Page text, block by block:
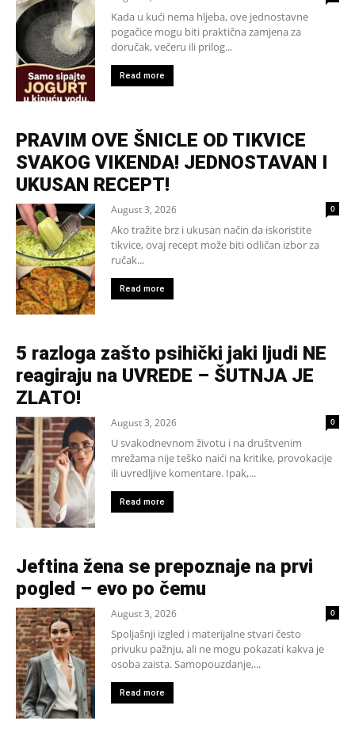
Kada u kući nema hljeba, ove jednostavne
pogačice mogu biti praktična zamjena za
doručak, večeru ili prilog...
Read more
PRAVIM OVE ŠNICLE OD TIKVICE
SVAKOG VIKENDA! JEDNOSTAVAN I
UKUSAN RECEPT!
August 3, 2026 0
Ako tražite brz i ukusan način da iskoristite
tikvice, ovaj recept može biti odličan izbor za
ručak...
Read more
5 razloga zašto psihički jaki ljudi NE
reagiraju na UVREDE – ŠUTNJA JE
ZLATO!
August 3, 2026 0
U svakodnevnom životu i na društvenim
mrežama nije teško naići na kritike, provokacije
ili uvredljive komentare. Ipak,...
Read more
Jeftina žena se prepoznaje na prvi
pogled – evo po čemu
August 3, 2026 0
Spoljašnji izgled i materijalne stvari često
privuku pažnju, ali ne mogu pokazati kakva je
osoba zaista. Samopouzdanje,...
Read more